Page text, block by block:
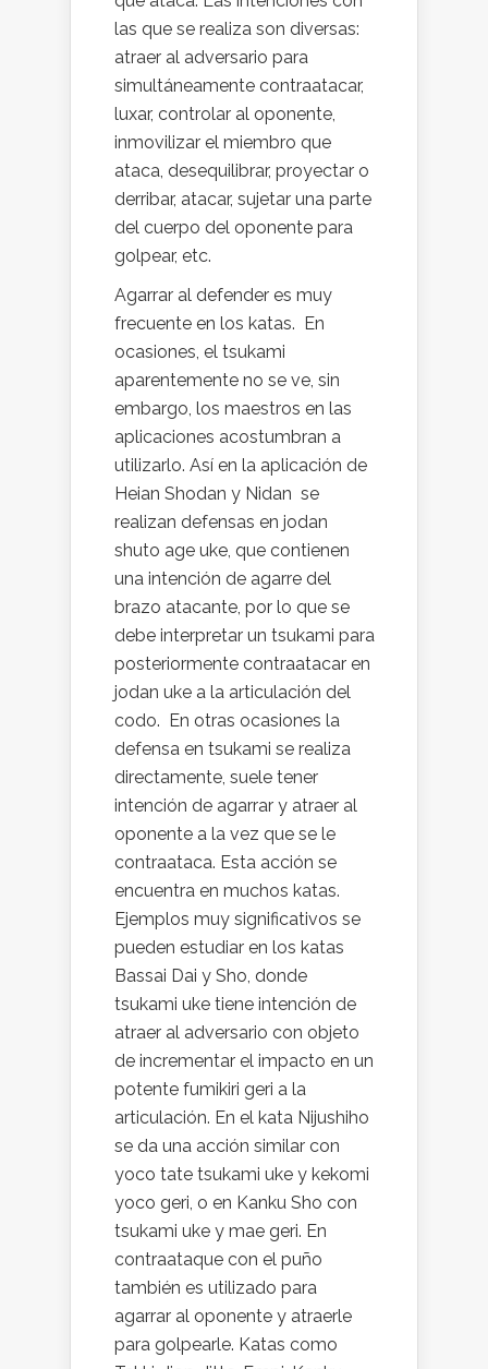
las que se realiza son diversas:
atraer al adversario para
simultáneamente contraatacar,
luxar, controlar al oponente,
inmovilizar el miembro que
ataca, desequilibrar, proyectar o
derribar, atacar, sujetar una parte
del cuerpo del oponente para
golpear, etc.
Agarrar al defender es muy
frecuente en los katas. En
ocasiones, el tsukami
aparentemente no se ve, sin
embargo, los maestros en las
aplicaciones acostumbran a
utilizarlo. Así en la aplicación de
Heian Shodan y Nidan se
realizan defensas en jodan
shuto age uke, que contienen
una intención de agarre del
brazo atacante, por lo que se
debe interpretar un tsukami para
posteriormente contraatacar en
jodan uke a la articulación del
codo. En otras ocasiones la
defensa en tsukami se realiza
directamente, suele tener
intención de agarrar y atraer al
oponente a la vez que se le
contraataca. Esta acción se
encuentra en muchos katas.
Ejemplos muy significativos se
pueden estudiar en los katas
Bassai Dai y Sho, donde
tsukami uke tiene intención de
atraer al adversario con objeto
de incrementar el impacto en un
potente fumikiri geri a la
articulación. En el kata Nijushiho
se da una acción similar con
yoco tate tsukami uke y kekomi
yoco geri, o en Kanku Sho con
tsukami uke y mae geri. En
contraataque con el puño
también es utilizado para
agarrar al oponente y atraerle
para golpearle. Katas como